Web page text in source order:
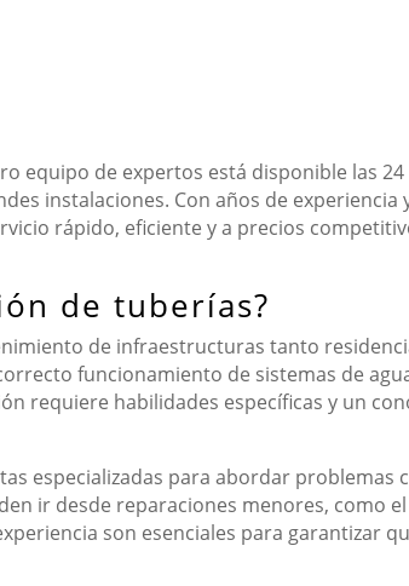
equipo de expertos está disponible las
instalaciones. Con años de experiencia
rápido, eficiente y a precios
de tuberías?
de infraestructuras tanto
funcionamiento de sistemas de
requiere habilidades específicas y un
especializadas para abordar
ir desde reparaciones menores, como
son esenciales para garantizar